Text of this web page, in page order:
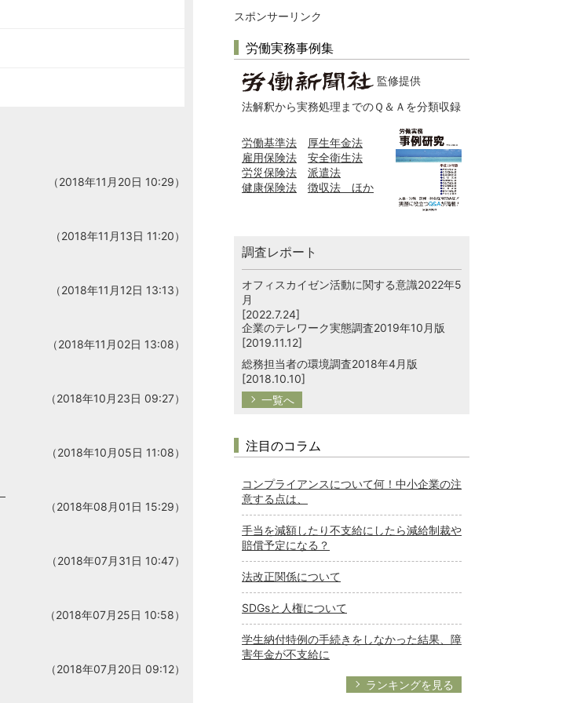
（2018年11月20日 10:29）
（2018年11月13日 11:20）
（2018年11月12日 13:13）
（2018年11月02日 13:08）
（2018年10月23日 09:27）
（2018年10月05日 11:08）
（2018年08月01日 15:29）
（2018年07月31日 10:47）
（2018年07月25日 10:58）
（2018年07月20日 09:12）
スポンサーリンク
労働実務事例集
監修提供
法解釈から実務処理までのＱ＆Ａを分類収録
労働基準法
厚生年金法
雇用保険法
安全衛生法
労災保険法
派遣法
健康保険法
徴収法 ほか
調査レポート
オフィスカイゼン活動に関する意識2022年5
月
[2022.7.24]
企業のテレワーク実態調査2019年10月版
[2019.11.12]
総務担当者の環境調査2018年4月版
[2018.10.10]
一覧へ
注目のコラム
コンプライアンスについて何！中小企業の注
意する点は、
手当を減額したり不支給にしたら減給制裁や
賠償予定になる？
法改正関係について
SDGsと人権について
学生納付特例の手続きをしなかった結果、障
害年金が不支給に
ランキングを見る